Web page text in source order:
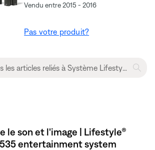
Vendu entre 2015 - 2016
Pas votre produit?
le son et l'image | Lifestyle®
entertainment system